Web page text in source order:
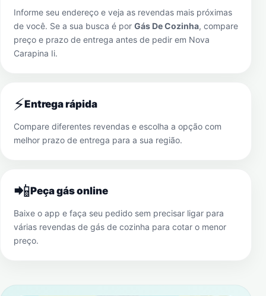
Informe seu endereço e veja as revendas mais próximas
de você. Se a sua busca é por Gás De Cozinha, compare
preço e prazo de entrega antes de pedir em Nova
Carapina Ii.
⚡Entrega rápida
Compare diferentes revendas e escolha a opção com
melhor prazo de entrega para a sua região.
📲Peça gás online
Baixe o app e faça seu pedido sem precisar ligar para
várias revendas de gás de cozinha para cotar o menor
preço.